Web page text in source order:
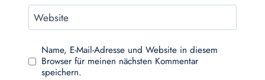
Website
Name, E-Mail-Adresse und Website in diesem
Browser für meinen nächsten Kommentar
speichern.